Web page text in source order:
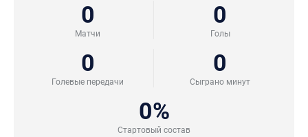
0
Матчи
0
Голы
0
Голевые передачи
0
Сыграно минут
0%
Стартовый состав